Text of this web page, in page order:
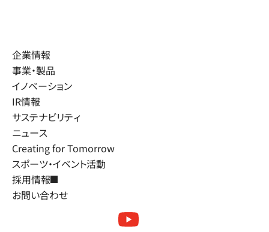
企業情報
事業・製品
イノベーション
IR情報
サステナビリティ
ニュース
Creating for Tomorrow
スポーツ・イベント活動
採用情報
お問い合わせ